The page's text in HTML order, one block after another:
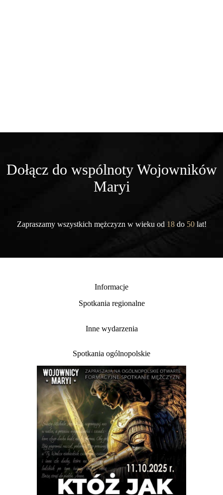
Dołącz do wspólnoty Wojowników
Maryi
Zapraszamy wszystkich mężczyzn w wieku od 18 do50 lat!
Informacje
Spotkania regionalne
Inne wydarzenia
Spotkania ogólnopolskie